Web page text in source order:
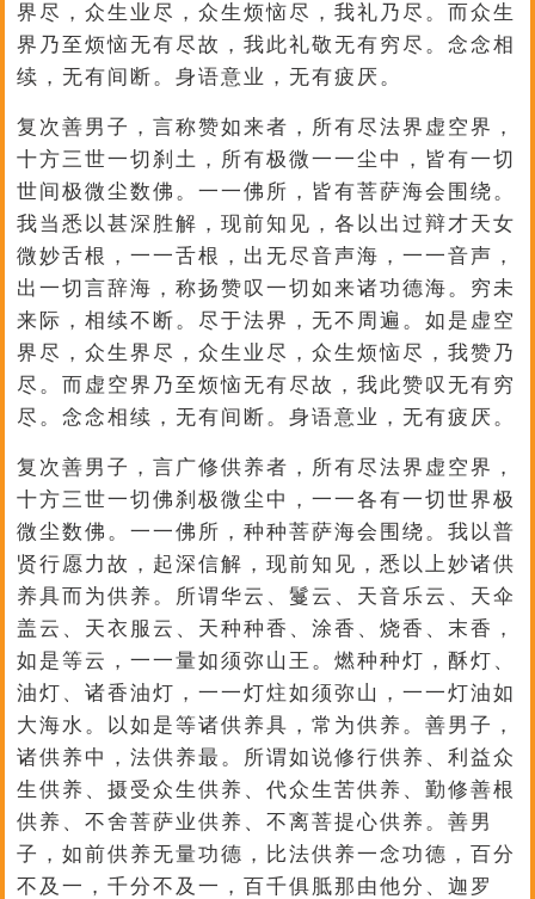
界尽，众生业尽，众生烦恼尽，我礼乃尽。而众生
界乃至烦恼无有尽故，我此礼敬无有穷尽。念念相
续，无有间断。身语意业，无有疲厌。
复次善男子，言称赞如来者，所有尽法界虚空界，
十方三世一切刹土，所有极微一一尘中，皆有一切
世间极微尘数佛。一一佛所，皆有菩萨海会围绕。
我当悉以甚深胜解，现前知见，各以出过辩才天女
微妙舌根，一一舌根，出无尽音声海，一一音声，
出一切言辞海，称扬赞叹一切如来诸功德海。穷未
来际，相续不断。尽于法界，无不周遍。如是虚空
界尽，众生界尽，众生业尽，众生烦恼尽，我赞乃
尽。而虚空界乃至烦恼无有尽故，我此赞叹无有穷
尽。念念相续，无有间断。身语意业，无有疲厌。
复次善男子，言广修供养者，所有尽法界虚空界，
十方三世一切佛刹极微尘中，一一各有一切世界极
微尘数佛。一一佛所，种种菩萨海会围绕。我以普
贤行愿力故，起深信解，现前知见，悉以上妙诸供
养具而为供养。所谓华云、鬘云、天音乐云、天伞
盖云、天衣服云、天种种香、涂香、烧香、末香，
如是等云，一一量如须弥山王。燃种种灯，酥灯、
油灯、诸香油灯，一一灯炷如须弥山，一一灯油如
大海水。以如是等诸供养具，常为供养。善男子，
诸供养中，法供养最。所谓如说修行供养、利益众
生供养、摄受众生供养、代众生苦供养、勤修善根
供养、不舍菩萨业供养、不离菩提心供养。善男
子，如前供养无量功德，比法供养一念功德，百分
不及一，千分不及一，百千俱胝那由他分、迦罗